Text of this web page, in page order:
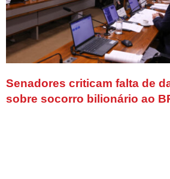
Senadores criticam falta de
sobre socorro bilionário ao